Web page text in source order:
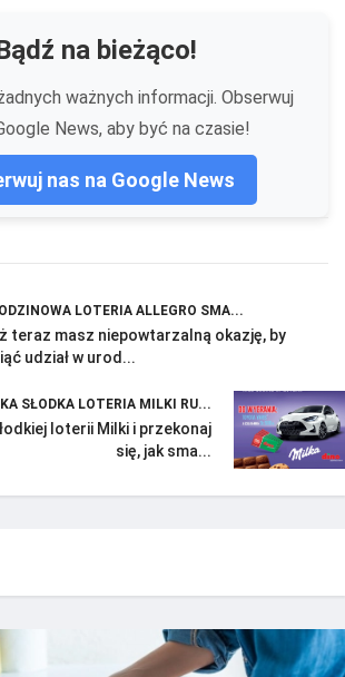
na bieżąco!
ważnych informacji. Obserwuj
News, aby być na czasie!
nas na Google News
LOTERIA ALLEGRO SMA...
teraz masz niepowtarzalną okazję, by
udział w urod...
SŁODKA LOTERIA MILKI RU...
loterii Milki i przekonaj
się, jak sma...